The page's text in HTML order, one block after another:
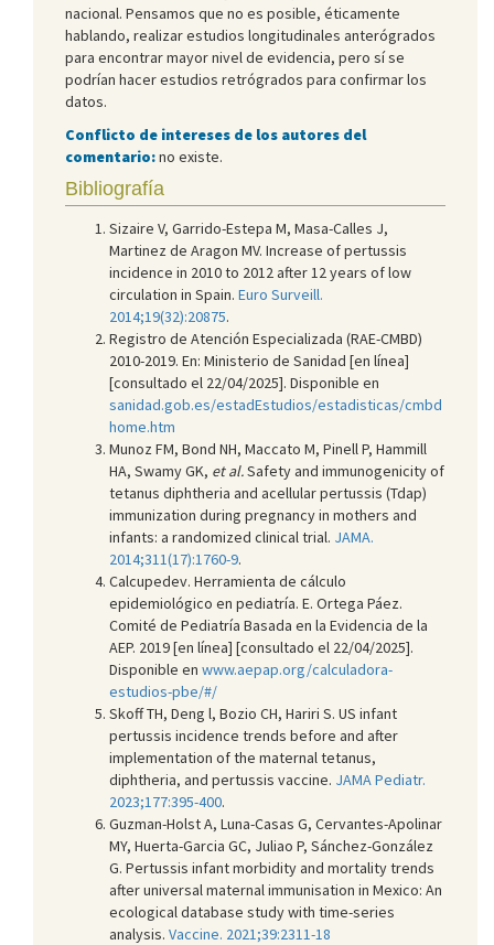
nacional. Pensamos que no es posible, éticamente
hablando, realizar estudios longitudinales anterógrados
para encontrar mayor nivel de evidencia, pero sí se
podrían hacer estudios retrógrados para confirmar los
datos.
Conflicto de intereses de los autores del
comentario:no existe.
Bibliografía
Sizaire V, Garrido-Estepa M, Masa-Calles J,
Martinez de Aragon MV. Increase of pertussis
incidence in 2010 to 2012 after 12 years of low
circulation in Spain. Euro Surveill.
2014;19(32):20875.
Registro de Atención Especializada (RAE-CMBD)
2010-2019. En: Ministerio de Sanidad [en línea]
[consultado el 22/04/2025]. Disponible en
sanidad.gob.es/estadEstudios/estadisticas/cmbd
home.htm
Munoz FM, Bond NH, Maccato M, Pinell P, Hammill
HA, Swamy GK, et al.Safety and immunogenicity of
tetanus diphtheria and acellular pertussis (Tdap)
immunization during pregnancy in mothers and
infants: a randomized clinical trial. JAMA.
2014;311(17):1760-9.
Calcupedev. Herramienta de cálculo
epidemiológico en pediatría. E. Ortega Páez.
Comité de Pediatría Basada en la Evidencia de la
AEP. 2019 [en línea] [consultado el 22/04/2025].
Disponible en www.aepap.org/calculadora-
estudios-pbe/#/
Skoff TH, Deng l, Bozio CH, Hariri S. US infant
pertussis incidence trends before and after
implementation of the maternal tetanus,
diphtheria, and pertussis vaccine. JAMA Pediatr.
2023;177:395-400.
Guzman-Holst A, Luna-Casas G, Cervantes-Apolinar
MY, Huerta-Garcia GC, Juliao P, Sánchez-González
G. Pertussis infant morbidity and mortality trends
after universal maternal immunisation in Mexico: An
ecological database study with time-series
analysis. Vaccine. 2021;39:2311-18